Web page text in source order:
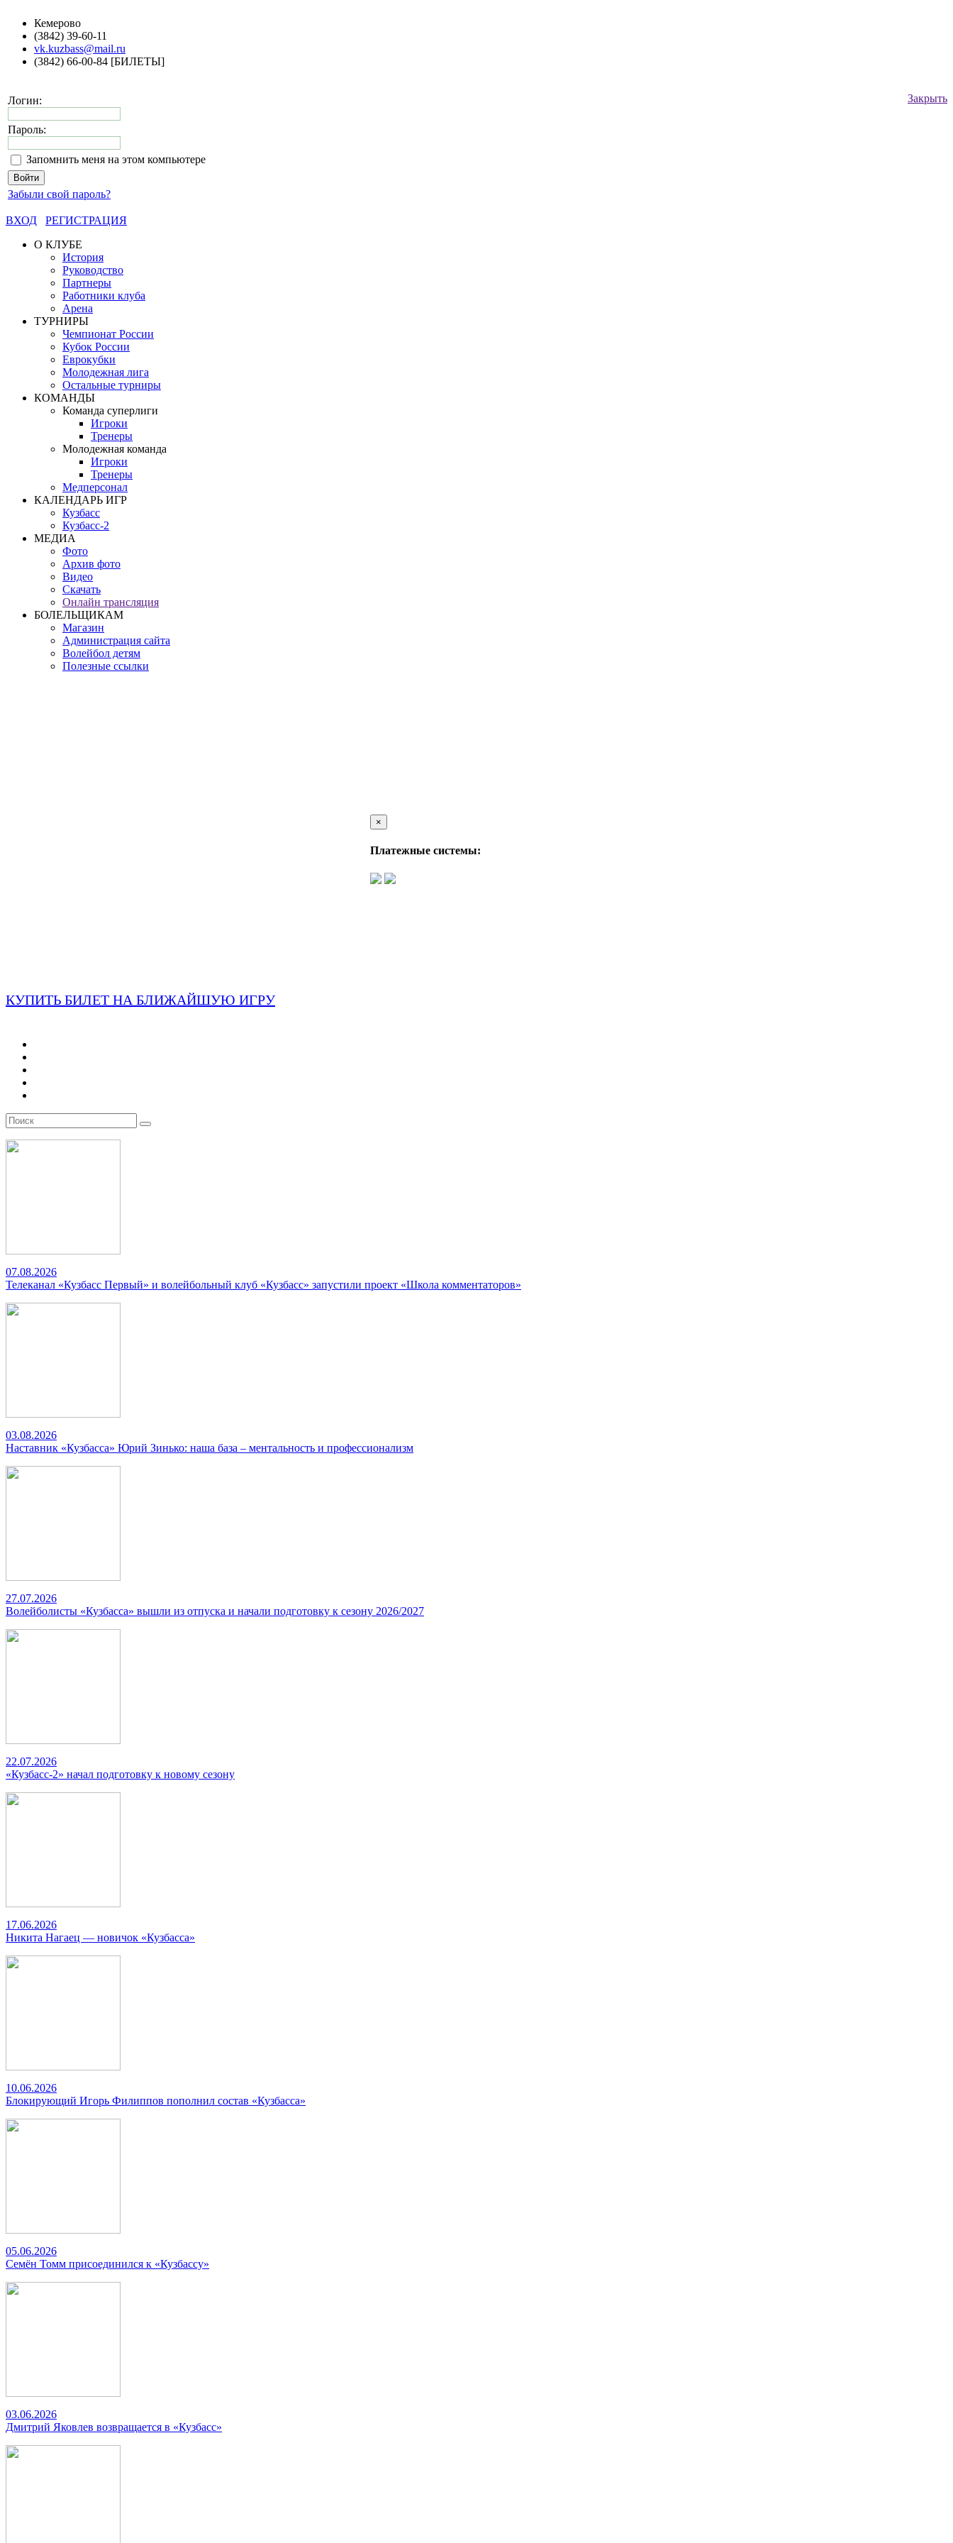
Кемерово
(3842) 39-60-11
vk.kuzbass@mail.ru
(3842) 66-00-84 [БИЛЕТЫ]
Закрыть
Логин:
Пароль:
Запомнить меня на этом компьютере
Забыли свой пароль?
ВХОД
РЕГИСТРАЦИЯ
О КЛУБЕ
История
Руководство
Партнеры
Работники клуба
Арена
ТУРНИРЫ
Чемпионат России
Кубок России
Еврокубки
Молодежная лига
Остальные турниры
КОМАНДЫ
Команда суперлиги
Игроки
Тренеры
Молодежная команда
Игроки
Тренеры
Медперсонал
КАЛЕНДАРЬ ИГР
Кузбасс
Кузбасс-2
МЕДИА
Фото
Архив фото
Видео
Скачать
Онлайн трансляция
БОЛЕЛЬЩИКАМ
Магазин
Администрация сайта
Волейбол детям
Полезные ссылки
×
Платежные системы:
КУПИТЬ БИЛЕТ НА БЛИЖАЙШУЮ ИГРУ
07.08.2026
Телеканал «Кузбасс Первый» и волейбольный клуб «Кузбасс» запустили проект «Школа комментаторов»
03.08.2026
Наставник «Кузбасса» Юрий Зинько: наша база – ментальность и профессионализм
27.07.2026
Волейболисты «Кузбасса» вышли из отпуска и начали подготовку к сезону 2026/2027
22.07.2026
«Кузбасс-2» начал подготовку к новому сезону
17.06.2026
Никита Нагаец — новичок «Кузбасса»
10.06.2026
Блокирующий Игорь Филиппов пополнил состав «Кузбасса»
05.06.2026
Семён Томм присоединился к «Кузбассу»
03.06.2026
Дмитрий Яковлев возвращается в «Кузбасс»